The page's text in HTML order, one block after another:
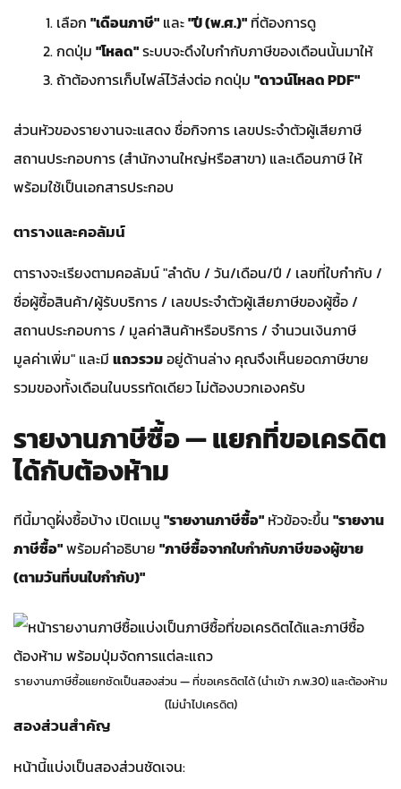
เลือก "เดือนภาษี" และ"ปี (พ.ศ.)" ที่ต้องการดู
กดปุ่ม "โหลด"ระบบจะดึงใบกำกับภาษีของเดือนนั้นมาให้
ถ้าต้องการเก็บไฟล์ไว้ส่งต่อ กดปุ่ม "ดาวน์โหลด PDF"
ส่วนหัวของรายงานจะแสดง ชื่อกิจการ เลขประจำตัวผู้เสียภาษี
สถานประกอบการ (สำนักงานใหญ่หรือสาขา) และเดือนภาษี ให้
พร้อมใช้เป็นเอกสารประกอบ
ตารางและคอลัมน์
ตารางจะเรียงตามคอลัมน์ "ลำดับ / วัน/เดือน/ปี / เลขที่ใบกำกับ /
ชื่อผู้ซื้อสินค้า/ผู้รับบริการ / เลขประจำตัวผู้เสียภาษีของผู้ซื้อ /
สถานประกอบการ / มูลค่าสินค้าหรือบริการ / จำนวนเงินภาษี
มูลค่าเพิ่ม" และมี แถวรวมอยู่ด้านล่าง คุณจึงเห็นยอดภาษีขาย
รวมของทั้งเดือนในบรรทัดเดียว ไม่ต้องบวกเองครับ
รายงานภาษีซื้อ — แยกที่ขอเครดิต
ได้กับต้องห้าม
ทีนี้มาดูฝั่งซื้อบ้าง เปิดเมนู "รายงานภาษีซื้อ" หัวข้อจะขึ้น "รายงาน
ภาษีซื้อ"พร้อมคำอธิบาย "ภาษีซื้อจากใบกำกับภาษีของผู้ขาย
(ตามวันที่บนใบกำกับ)"
รายงานภาษีซื้อแยกชัดเป็นสองส่วน — ที่ขอเครดิตได้ (นำเข้า ภ.พ.30) และต้องห้าม
(ไม่นำไปเครดิต)
สองส่วนสำคัญ
หน้านี้แบ่งเป็นสองส่วนชัดเจน: